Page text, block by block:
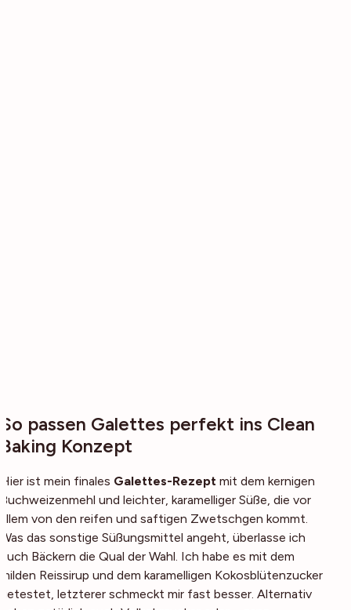
So passen Galettes perfekt ins Clean
Baking Konzept
Hier ist mein finales Galettes-Rezept mit dem kernigen
Buchweizenmehl und leichter, karamelliger Süße, die vor
allem von den reifen und saftigen Zwetschgen kommt.
Was das sonstige Süßungsmittel angeht, überlasse ich
euch Bäckern die Qual der Wahl. Ich habe es mit dem
milden Reissirup und dem karamelligen Kokosblütenzucker
getestet, letzterer schmeckt mir fast besser. Alternativ